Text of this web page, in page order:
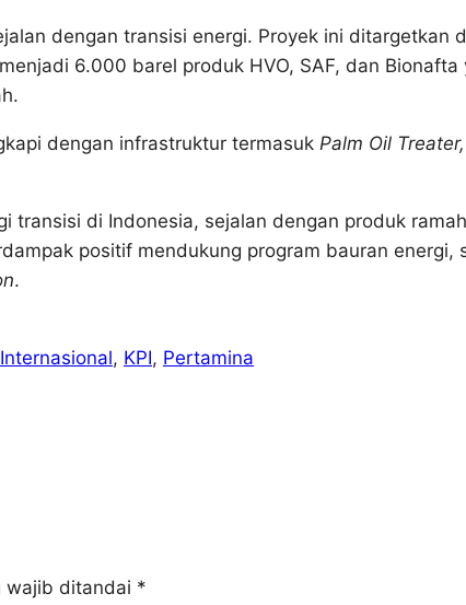
dengan transisi energi. Proyek ini ditargetkan
6.000 barel produk HVO, SAF, dan Bionafta
dengan infrastruktur termasuk Palm Oil Treater,
transisi di Indonesia, sejalan dengan produk ramah
positif mendukung program bauran energi,
.
, KPI, Pertamina
wajib ditandai *